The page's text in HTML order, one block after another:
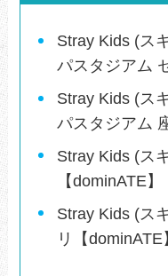
Stray Kids (ス
パスタジアム
Stray Kids (ス
パスタジアム
Stray Kids (ス
【dominATE】
Stray Kids (ス
リ【dominATE